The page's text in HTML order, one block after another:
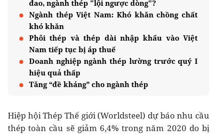
đao, ngành thép "lội ngược dòng"?
Ngành thép Việt Nam: Khó khăn chồng chất
khó khăn
Phôi thép và thép dài nhập khẩu vào Việt
Nam tiếp tục bị áp thuế
Doanh nghiệp ngành thép lường trước quý I
hiệu quả thấp
Tăng “đề kháng” cho ngành thép
Hiệp hội Thép Thế giới (Worldsteel) dự báo nhu cầu
thép toàn cầu sẽ giảm 6,4% trong năm 2020 do bị